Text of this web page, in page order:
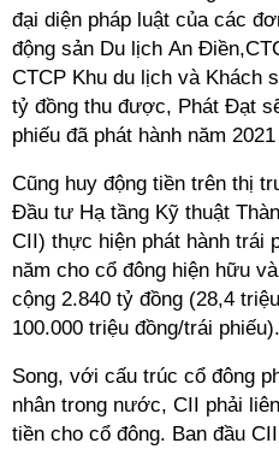
đại diện pháp luật của các
động sản Du lịch An
CTCP Khu du lịch và Khách
tỷ đồng thu được, Phát Đạt
phiếu đã phát hành năm
Cũng huy động tiền trên thị
Đầu tư Hạ tầng Kỹ thuật
CII) thực hiện phát hành trái
năm cho cổ đông hiện hữu
cộng 2.840 tỷ đồng (28,4
100.000 triệu đồng/trái phiếu).
Song, với cấu trúc cổ đông
nhân trong nước, CII phải
tiền cho cổ đông. Ban đầu